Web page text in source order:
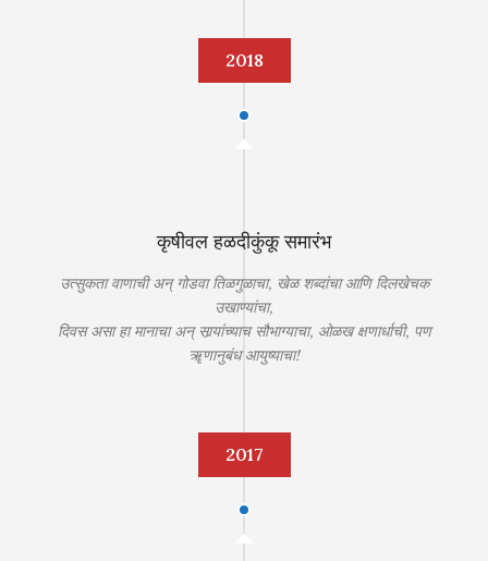
2018
कृषीवल हळदीकुंकू समारंभ
उत्सुकता वाणाची अन् गोडवा तिळगुळाचा, खेळ शब्दांचा आणि दिलखेचक
उखाण्यांचा,
दिवस असा हा मानाचा अन् सार्‍यांच्याच सौभाग्याचा, ओळख क्षणार्धाची, पण
ॠणानुबंध आयुष्याचा!
2017